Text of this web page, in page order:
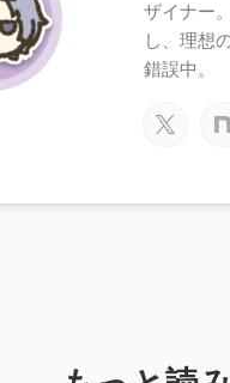
ザイナー
し、理想
錯誤中。